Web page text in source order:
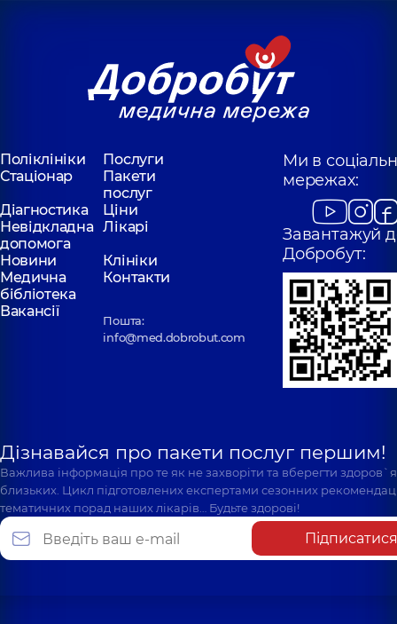
Поліклініки
Послуги
Стаціонар
Пакети
послуг
Діагностика
Ціни
Невідкладна
допомога
Лікарі
Новини
Клініки
Медична
бібліотека
Контакти
Вакансії
Пошта:
info@med.dobrobut.com
Ми в
мережах:
Завантажуй
Добробут:
Дізнавайся про пакети послуг першим!
Важлива інформація про те як не захворіти та вберегти
близьких. Цикл підготовлених експертами сезонних
тематичних порад наших лікарів… Будьте здорові!
Підписатися